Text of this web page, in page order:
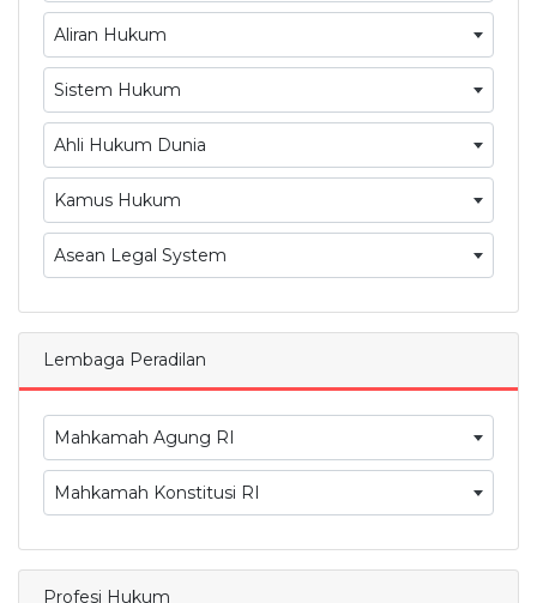
Aliran Hukum
Sistem Hukum
Ahli Hukum Dunia
Kamus Hukum
Asean Legal System
Lembaga Peradilan
Mahkamah Agung RI
Mahkamah Konstitusi RI
Profesi Hukum